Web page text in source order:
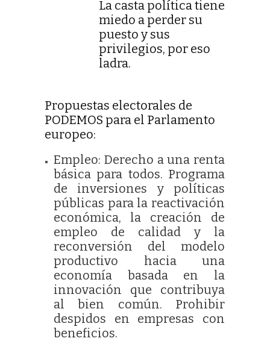
La casta política tiene
miedo a perder su
puesto y sus
privilegios, por eso
ladra.
Propuestas electorales de
PODEMOS para el Parlamento
europeo:
Empleo: Derecho a una renta
básica para todos. Programa
de inversiones y políticas
públicas para la reactivación
económica, la creación de
empleo de calidad y la
reconversión del modelo
productivo hacia una
economía basada en la
innovación que contribuya
al bien común. Prohibir
despidos en empresas con
beneficios.